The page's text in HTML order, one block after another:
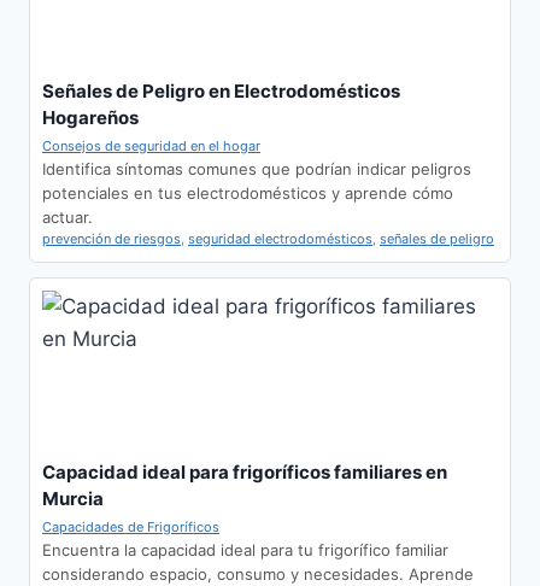
Señales de Peligro en Electrodomésticos
Hogareños
Consejos de seguridad en el hogar
Identifica síntomas comunes que podrían indicar peligros
potenciales en tus electrodomésticos y aprende cómo
actuar.
prevención de riesgos, seguridad electrodomésticos, señales de peligro
Capacidad ideal para frigoríficos familiares en
Murcia
Capacidades de Frigoríficos
Encuentra la capacidad ideal para tu frigorífico familiar
considerando espacio, consumo y necesidades. Aprende